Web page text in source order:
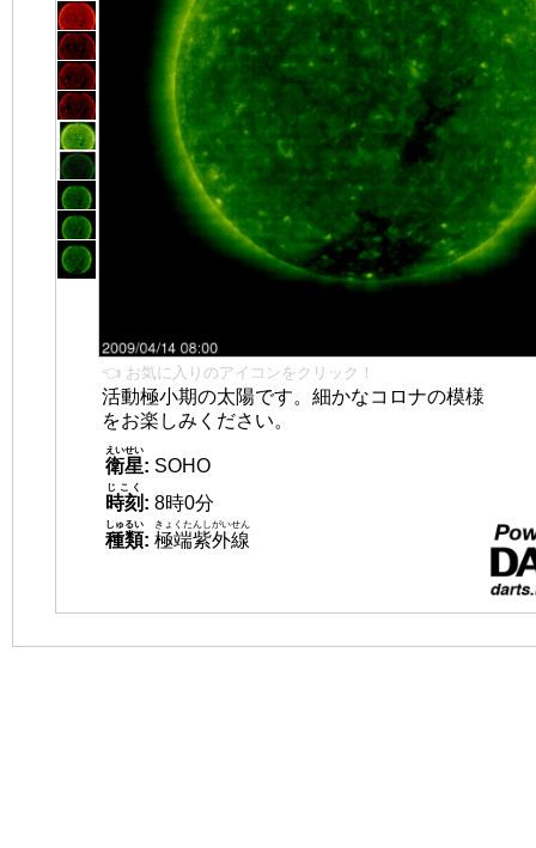
👈 お気に入りのアイコンをクリック！
活動極小期の太陽です。細かなコロナの模様
をお楽しみください。
衛星
えいせい
: SOHO
時刻
じこく
: 8時0分
種類
しゅるい
: 極端紫外線
きょくたんしがいせん